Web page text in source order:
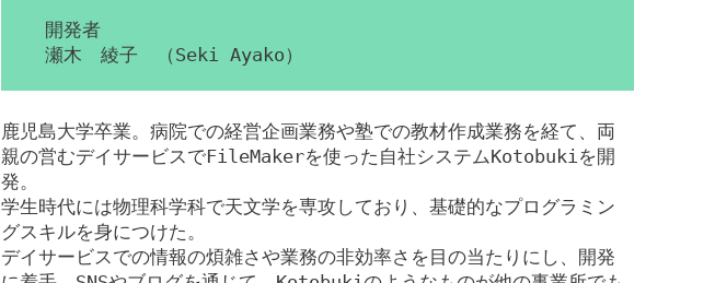
開発者
瀬木 綾子 （Seki Ayako）
鹿児島大学卒業。病院での経営企画業務や塾での教材作成業務を経て、両
親の営むデイサービスでFileMakerを使った自社システムKotobukiを開
発。
学生時代には物理科学科で天文学を専攻しており、基礎的なプログラミン
グスキルを身につけた。
デイサービスでの情報の煩雑さや業務の非効率さを目の当たりにし、開発